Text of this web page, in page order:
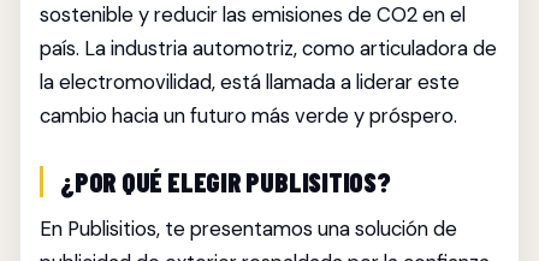
sostenible y reducir las emisiones de CO2 en el
país. La industria automotriz, como articuladora de
la electromovilidad, está llamada a liderar este
cambio hacia un futuro más verde y próspero.
¿POR QUÉ ELEGIR PUBLISITIOS?
En Publisitios, te presentamos una solución de